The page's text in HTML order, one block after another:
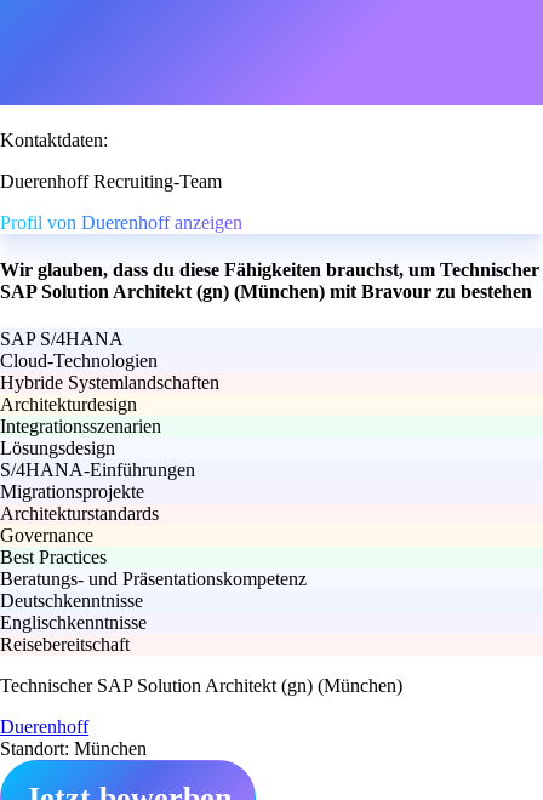
Kontaktdaten:
Duerenhoff Recruiting-Team
Profil von Duerenhoff anzeigen
Wir glauben, dass du diese Fähigkeiten brauchst, um Technischer
SAP Solution Architekt (gn) (München) mit Bravour zu bestehen
SAP S/4HANA
Cloud-Technologien
Hybride Systemlandschaften
Architekturdesign
Integrationsszenarien
Lösungsdesign
S/4HANA-Einführungen
Migrationsprojekte
Architekturstandards
Governance
Best Practices
Beratungs- und Präsentationskompetenz
Deutschkenntnisse
Englischkenntnisse
Reisebereitschaft
Technischer SAP Solution Architekt (gn) (München)
Duerenhoff
Standort: München